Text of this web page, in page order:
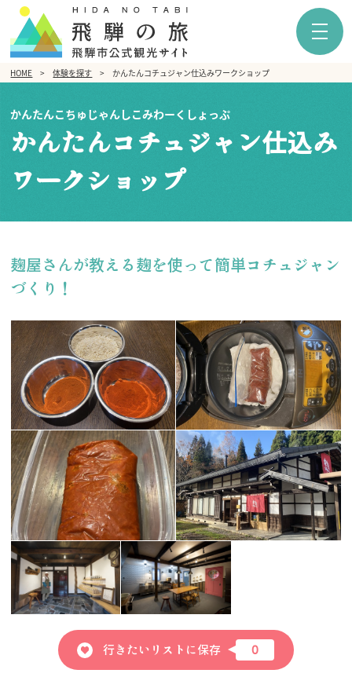
HOME 体験を探す かんたんコチュジャン仕込みワークショップ
かんたんこちゅじゃんしこみわーくしょっぷ
かんたんコチュジャン仕込み
ワークショップ
麹屋さんが教える麹を使って簡単コチュジャン
づくり！
行きたいリストに保存 0